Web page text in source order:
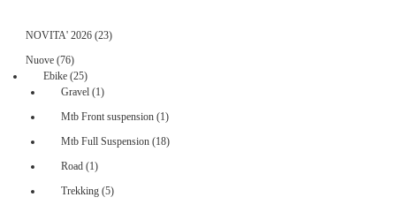
NOVITA' 2026 2323
Nuove 7676
prodotti
Ebike 2525
prodotti
Gravel 11
Mtb Front suspension 11
Mtb Full Suspension 1818
Road 11
Trekking 55